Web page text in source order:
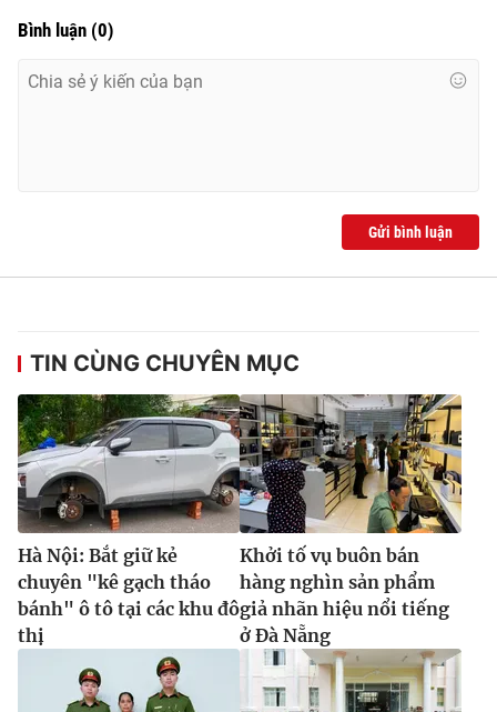
Bình luận (0)
Gửi bình luận
TIN CÙNG CHUYÊN MỤC
Hà Nội: Bắt giữ kẻ
chuyên "kê gạch tháo
bánh" ô tô tại các khu đô
thị
Khởi tố vụ buôn bán
hàng nghìn sản phẩm
giả nhãn hiệu nổi tiếng
ở Đà Nẵng